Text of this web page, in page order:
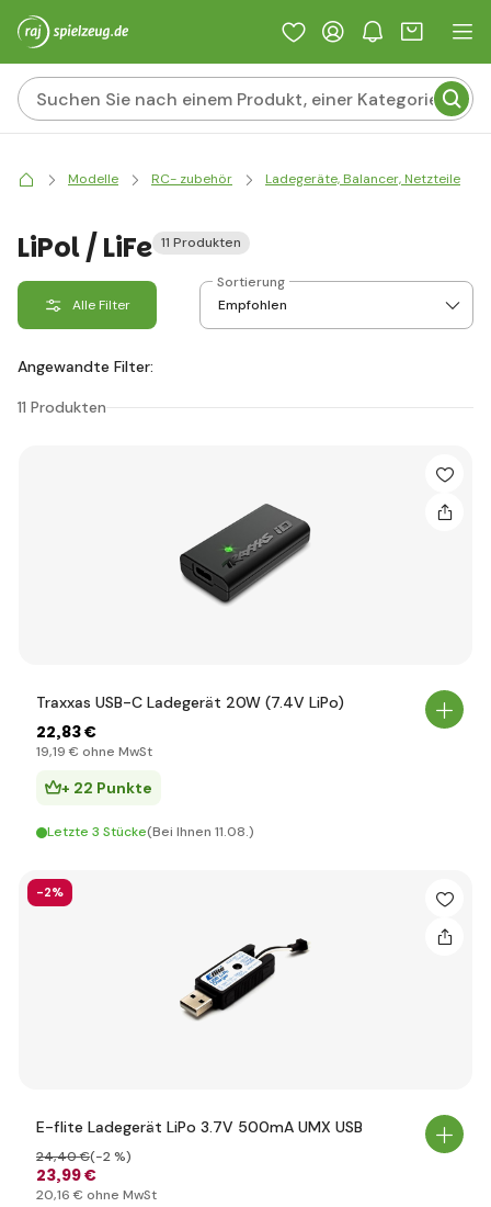
Modelle RC- zubehör Ladegeräte, Balancer, Netzteile
LiPol / LiFe 11 Produkten
Alle Filter
Sortierung
Angewandte Filter:
11 Produkten
Traxxas USB-C Ladegerät 20W (7.4V LiPo)
22,83 €
19,19 € ohne MwSt
+ 22 Punkte
Letzte 3 Stücke(Bei Ihnen 11.08.)
-2%
E-flite Ladegerät LiPo 3.7V 500mA UMX USB
23,99 €
24,40 €(-2 %)
20,16 € ohne MwSt